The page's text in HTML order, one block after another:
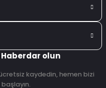
olun
kaydedin, hemen bizi